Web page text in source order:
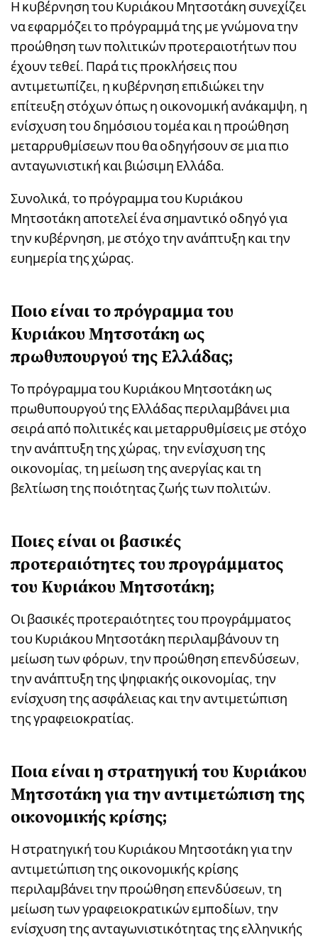
Η κυβέρνηση του Κυριάκου Μητσοτάκη συνεχίζει
να εφαρμόζει το πρόγραμμά της με γνώμονα την
προώθηση των πολιτικών προτεραιοτήτων που
έχουν τεθεί. Παρά τις προκλήσεις που
αντιμετωπίζει, η κυβέρνηση επιδιώκει την
επίτευξη στόχων όπως η οικονομική ανάκαμψη, η
ενίσχυση του δημόσιου τομέα και η προώθηση
μεταρρυθμίσεων που θα οδηγήσουν σε μια πιο
ανταγωνιστική και βιώσιμη Ελλάδα.
Συνολικά, το πρόγραμμα του Κυριάκου
Μητσοτάκη αποτελεί ένα σημαντικό οδηγό για
την κυβέρνηση, με στόχο την ανάπτυξη και την
ευημερία της χώρας.
Ποιο είναι το πρόγραμμα του
Κυριάκου Μητσοτάκη ως
πρωθυπουργού της Ελλάδας;
Το πρόγραμμα του Κυριάκου Μητσοτάκη ως
πρωθυπουργού της Ελλάδας περιλαμβάνει μια
σειρά από πολιτικές και μεταρρυθμίσεις με στόχο
την ανάπτυξη της χώρας, την ενίσχυση της
οικονομίας, τη μείωση της ανεργίας και τη
βελτίωση της ποιότητας ζωής των πολιτών.
Ποιες είναι οι βασικές
προτεραιότητες του προγράμματος
του Κυριάκου Μητσοτάκη;
Οι βασικές προτεραιότητες του προγράμματος
του Κυριάκου Μητσοτάκη περιλαμβάνουν τη
μείωση των φόρων, την προώθηση επενδύσεων,
την ανάπτυξη της ψηφιακής οικονομίας, την
ενίσχυση της ασφάλειας και την αντιμετώπιση
της γραφειοκρατίας.
Ποια είναι η στρατηγική του Κυριάκου
Μητσοτάκη για την αντιμετώπιση της
οικονομικής κρίσης;
Η στρατηγική του Κυριάκου Μητσοτάκη για την
αντιμετώπιση της οικονομικής κρίσης
περιλαμβάνει την προώθηση επενδύσεων, τη
μείωση των γραφειοκρατικών εμποδίων, την
ενίσχυση της ανταγωνιστικότητας της ελληνικής